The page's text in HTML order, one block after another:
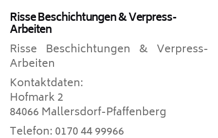
Risse Beschichtungen & Verpress-
Arbeiten
Risse Beschichtungen & Verpress-
Arbeiten
Kontaktdaten:
Hofmark 2
84066 Mallersdorf-Pfaffenberg
Telefon: 0170 44 99966